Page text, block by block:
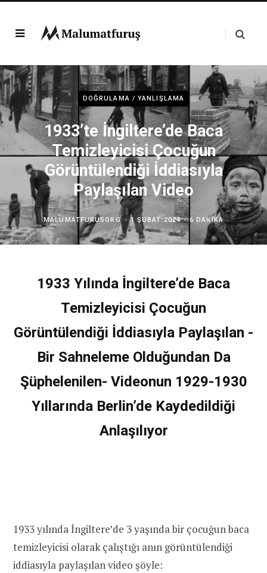
DOĞRULAMA / YANLIŞLAMA
1933’te İngiltere’de Baca
Temizleyicisi Çocuğun
Görüntülendiği İddiasıyla
Paylaşılan Video
MALUMATFURUSORG 1 ŞUBAT 2024 6 DAKIKA
1933 Yılında İngiltere’de Baca
Temizleyicisi Çocuğun
Görüntülendiği İddiasıyla Paylaşılan -
Bir Sahneleme Olduğundan Da
Şüphelenilen- Videonun 1929-1930
Yıllarında Berlin’de Kaydedildiği
Anlaşılıyor
1933 yılında İngiltere’de 3 yaşında bir çocuğun baca
temizleyicisi olarak çalıştığı anın görüntülendiği
iddiasıyla paylaşılan video şöyle: